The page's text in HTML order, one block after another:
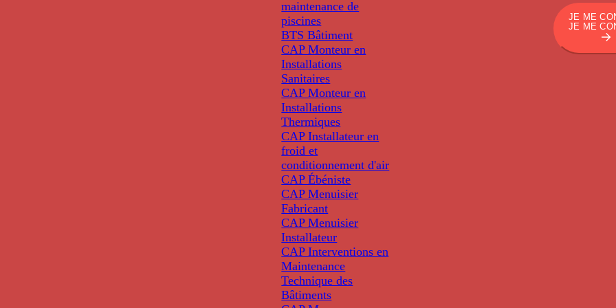
maintenance de
piscines
BTS Bâtiment
CAP Monteur en
Installations
Sanitaires
CAP Monteur en
Installations
Thermiques
CAP Installateur en
froid et
conditionnement d'air
CAP Ébéniste
CAP Menuisier
Fabricant
CAP Menuisier
Installateur
CAP Interventions en
Maintenance
Technique des
Bâtiments
JE ME
JE ME